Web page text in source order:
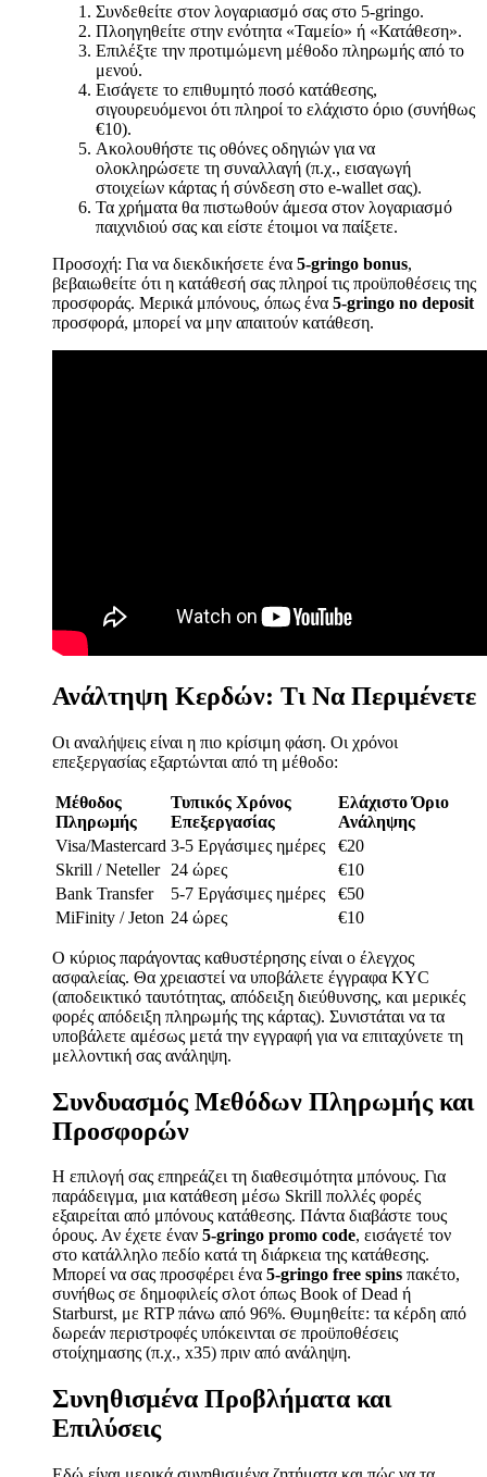
Συνδεθείτε στον λογαριασμό σας στο 5-gringo.
Πλοηγηθείτε στην ενότητα «Ταμείο» ή «Κατάθεση».
Επιλέξτε την προτιμώμενη μέθοδο πληρωμής από το
μενού.
Εισάγετε το επιθυμητό ποσό κατάθεσης,
σιγουρευόμενοι ότι πληροί το ελάχιστο όριο (συνήθως
€10).
Ακολουθήστε τις οθόνες οδηγιών για να
ολοκληρώσετε τη συναλλαγή (π.χ., εισαγωγή
στοιχείων κάρτας ή σύνδεση στο e-wallet σας).
Τα χρήματα θα πιστωθούν άμεσα στον λογαριασμό
παιχνιδιού σας και είστε έτοιμοι να παίξετε.
Προσοχή: Για να διεκδικήσετε ένα 5-gringo bonus,
βεβαιωθείτε ότι η κατάθεσή σας πληροί τις προϋποθέσεις της
προσφοράς. Μερικά μπόνους, όπως ένα 5-gringo no deposit
προσφορά, μπορεί να μην απαιτούν κατάθεση.
Ανάλτηψη Κερδών: Τι Να Περιμένετε
Οι αναλήψεις είναι η πιο κρίσιμη φάση. Οι χρόνοι
επεξεργασίας εξαρτώνται από τη μέθοδο:
Μέθοδος
Πληρωμής
Τυπικός Χρόνος
Επεξεργασίας
Ελάχιστο Όριο
Ανάληψης
Visa/Mastercard 3-5 Εργάσιμες ημέρες
€20
Skrill / Neteller
24 ώρες
€10
Bank Transfer
5-7 Εργάσιμες ημέρες
€50
MiFinity / Jeton 24 ώρες €10
Ο κύριος παράγοντας καθυστέρησης είναι ο έλεγχος
ασφαλείας. Θα χρειαστεί να υποβάλετε έγγραφα KYC
(αποδεικτικό ταυτότητας, απόδειξη διεύθυνσης, και μερικές
φορές απόδειξη πληρωμής της κάρτας). Συνιστάται να τα
υποβάλετε αμέσως μετά την εγγραφή για να επιταχύνετε τη
μελλοντική σας ανάληψη.
Συνδυασμός Μεθόδων Πληρωμής και
Προσφορών
Η επιλογή σας επηρεάζει τη διαθεσιμότητα μπόνους. Για
παράδειγμα, μια κατάθεση μέσω Skrill πολλές φορές
εξαιρείται από μπόνους κατάθεσης. Πάντα διαβάστε τους
όρους. Αν έχετε έναν 5-gringo promo code, εισάγετέ τον
στο κατάλληλο πεδίο κατά τη διάρκεια της κατάθεσης.
Μπορεί να σας προσφέρει ένα 5-gringo free spins πακέτο,
συνήθως σε δημοφιλείς σλοτ όπως Book of Dead ή
Starburst, με RTP πάνω από 96%. Θυμηθείτε: τα κέρδη από
δωρεάν περιστροφές υπόκεινται σε προϋποθέσεις
στοίχημασης (π.χ., x35) πριν από ανάληψη.
Συνηθισμένα Προβλήματα και
Επιλύσεις